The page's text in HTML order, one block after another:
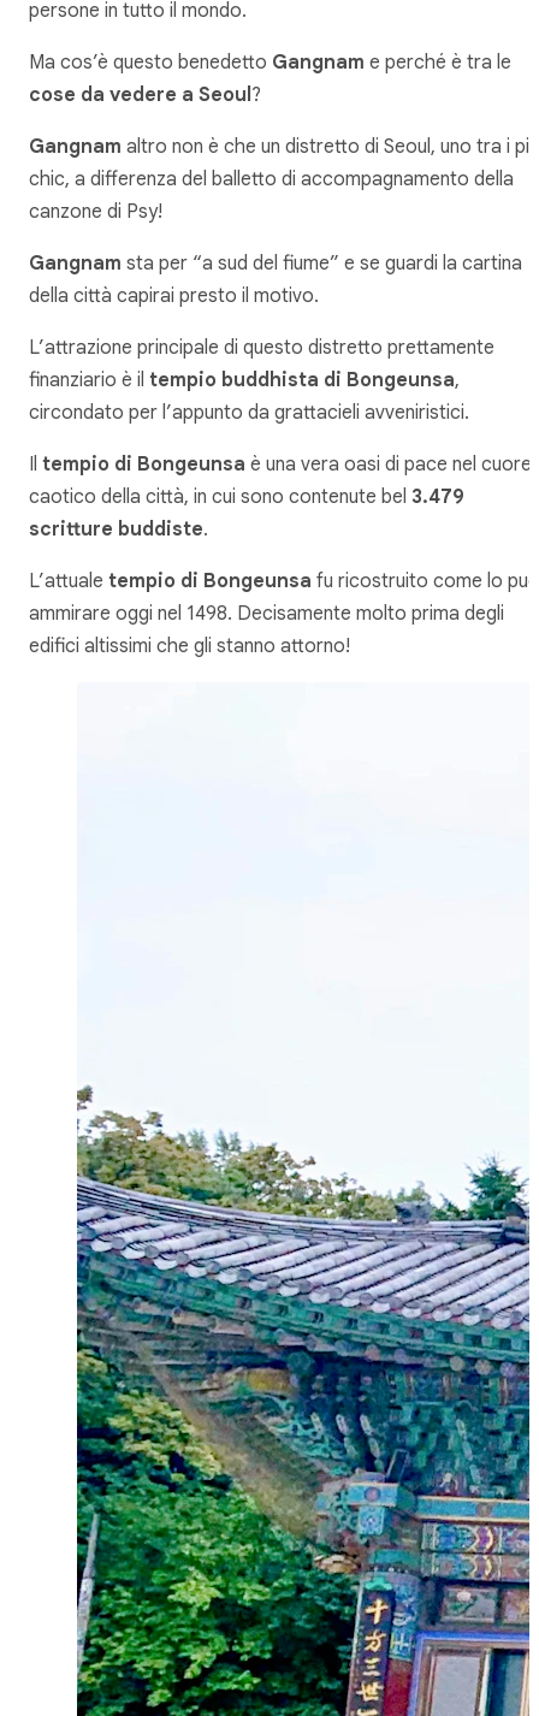
persone in tutto il mondo.
Ma cos’è questo benedetto Gangnam e perché è tra le
cose da vedere a Seoul?
Gangnam altro non è che un distretto di Seoul, uno tra i più
chic, a differenza del balletto di accompagnamento della
canzone di Psy!
Gangnam sta per “a sud del fiume” e se guardi la cartina
della città capirai presto il motivo.
L’attrazione principale di questo distretto prettamente
finanziario è il tempio buddhista di Bongeunsa,
circondato per l’appunto da grattacieli avveniristici.
Il tempio di Bongeunsa è una vera oasi di pace nel cuore
caotico della città, in cui sono contenute bel 3.479
scritture buddiste.
L’attuale tempio di Bongeunsa fu ricostruito come lo
ammirare oggi nel 1498. Decisamente molto prima degli
edifici altissimi che gli stanno attorno!